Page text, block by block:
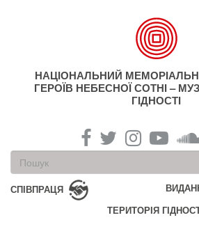
НАЦІОНАЛЬНИЙ
ГЕРОЇВ НЕБЕСНОЇ СОТНІ –
ГІДНОСТІ
Пошукова
форма
Пошук
СПІВПРАЦЯ
ТЕРИТОРІЯ